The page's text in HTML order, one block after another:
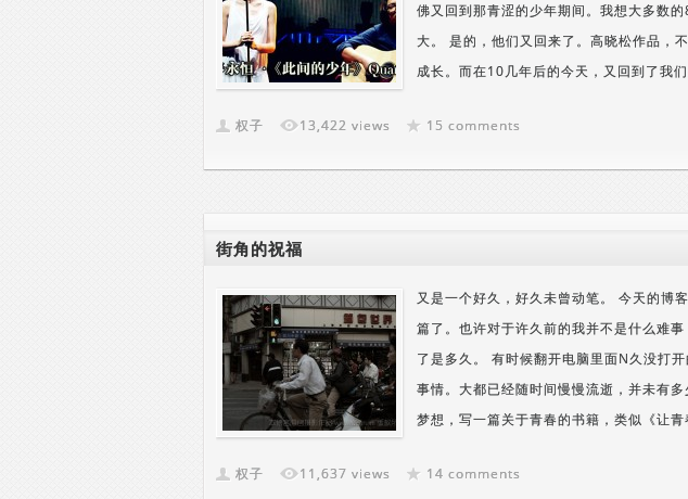
佛又回到那青涩的少年期间。我想大多数
大。 是的，他们又回来了。高晓松作品，
成长。而在10几年后的今天，又回到了我
权子 13,422 views 15 comments
街角的祝福
又是一个好久，好久未曾动笔。 今天的博
篇了。也许对于许久前的我并不是什么难
了是多久。 有时候翻开电脑里面N久没打
事情。大都已经随时间慢慢流逝，并未有
梦想，写一篇关于青春的书籍，类似《让
权子 11,637 views 14 comments